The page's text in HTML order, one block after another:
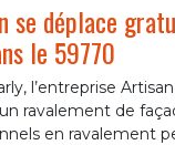
se déplace
le 59770
l’entreprise
ravalement de
en ravalement